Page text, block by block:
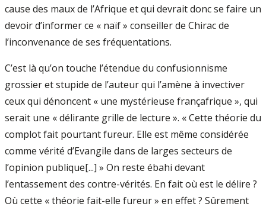
cause des maux de l’Afrique et qui devrait donc se faire un
devoir d’informer ce « naïf » conseiller de Chirac de
l’inconvenance de ses fréquentations.
C’est là qu’on touche l’étendue du confusionnisme
grossier et stupide de l’auteur qui l’amène à invectiver
ceux qui dénoncent « une mystérieuse françafrique », qui
serait une « délirante grille de lecture ». « Cette théorie du
complot fait pourtant fureur. Elle est même considérée
comme vérité d’Evangile dans de larges secteurs de
l’opinion publique[...] » On reste ébahi devant
l’entassement des contre-vérités. En fait où est le délire ?
Où cette « théorie fait-elle fureur » en effet ? Sûrement